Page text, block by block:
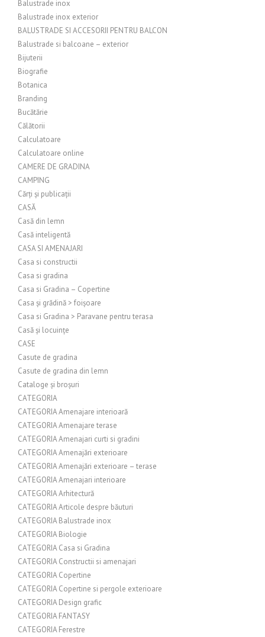
Balustrade inox
Balustrade inox exterior
BALUSTRADE SI ACCESORII PENTRU BALCON
Balustrade si balcoane – exterior
Bijuterii
Biografie
Botanica
Branding
Bucătărie
Călătorii
Calculatoare
Calculatoare online
CAMERE DE GRADINA
CAMPING
Cărți și publicații
CASĂ
Casă din lemn
Casă inteligentă
CASA SI AMENAJARI
Casa si constructii
Casa si gradina
Casa si Gradina – Copertine
Casa și grădină > foișoare
Casa si Gradina > Paravane pentru terasa
Casă și locuințe
CASE
Casute de gradina
Casute de gradina din lemn
Cataloge și broșuri
CATEGORIA
CATEGORIA Amenajare interioară
CATEGORIA Amenajare terase
CATEGORIA Amenajari curti si gradini
CATEGORIA Amenajări exterioare
CATEGORIA Amenajări exterioare – terase
CATEGORIA Amenajari interioare
CATEGORIA Arhitectură
CATEGORIA Articole despre băuturi
CATEGORIA Balustrade inox
CATEGORIA Biologie
CATEGORIA Casa si Gradina
CATEGORIA Constructii si amenajari
CATEGORIA Copertine
CATEGORIA Copertine si pergole exterioare
CATEGORIA Design grafic
CATEGORIA FANTASY
CATEGORIA Ferestre